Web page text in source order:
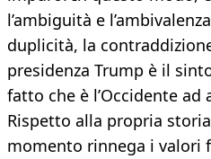
l’ambiguità e
duplicità, la
presidenza Trump è il
fatto che è l’Occidente ad
Rispetto alla propria
momento rinnega i valori